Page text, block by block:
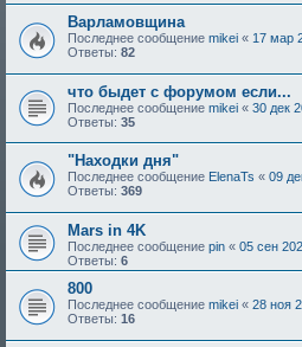
Варламовщина
Последнее сообщение mikei « 17 мар
Ответы: 82
что быдет с форумом если...
Последнее сообщение mikei « 30 дек
Ответы: 35
"Находки дня"
Последнее сообщение ElenaTs « 09
Ответы: 369
Mars in 4K
Последнее сообщение pin « 05 сен
Ответы: 6
800
Последнее сообщение mikei « 28 ноя
Ответы: 16